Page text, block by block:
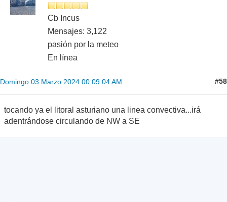
Cb Incus
Mensajes: 3,122
pasión por la meteo
En línea
Domingo 03 Marzo 2024 00:09:04 AM #58
tocando ya el litoral asturiano una linea convectiva...irá
adentrándose circulando de NW a SE